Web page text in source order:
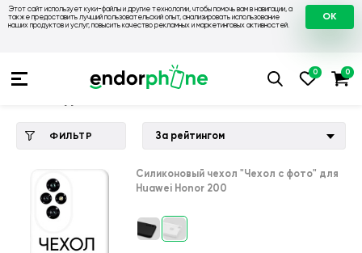
Этот сайт использует куки-файлы и другие технологии, чтобы помочь вам в навигации, а
также предоставить лучший пользовательский опыт, анализировать использование
наших продуктов и услуг, повысить качество рекламных и маркетинговых активностей.
OK
💙 Чехлы на Huawei 💛 Чехол для
ФИЛЬТР За рейтингом
Силиконовый чехол "Чехол с фото" для
Huawei Honor 200